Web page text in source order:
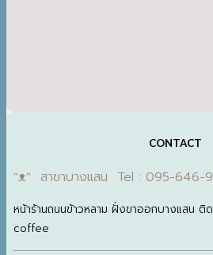
CONTACT
ᵔᴥᵔ สาขาบางแสน Tel : 095-646-
หน้าร้านถนนข้าวหลาม ฝั่งขาออกบางแสน ติ
coffee